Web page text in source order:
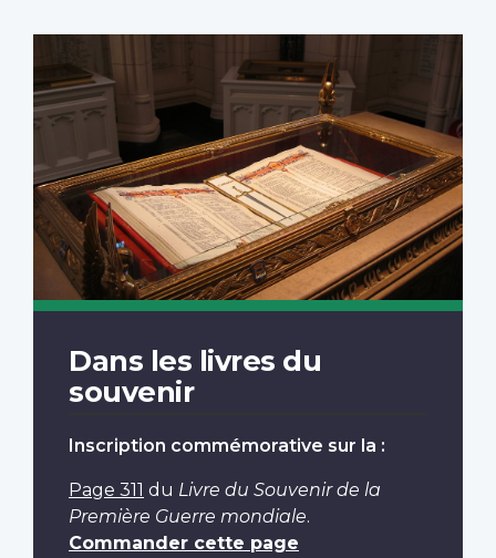
Dans les livres du
souvenir
Inscription commémorative sur la :
Page 311 du Livre du Souvenir de la
Première Guerre mondiale.
Commander cette page